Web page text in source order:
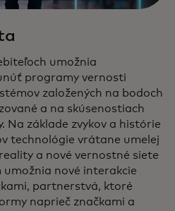
umožnia
programy vernosti
založených na bodoch
a na skúsenostiach
Na základe zvykov a histórie
technológie vrátane umelej
a nové vernostné siete
nové interakcie
partnerstvá, ktoré
naprieč značkami a